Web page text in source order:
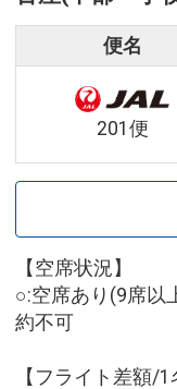
便名
201便
【空席状況】
○:空席あり(9席
約不可
【フライト差額/1